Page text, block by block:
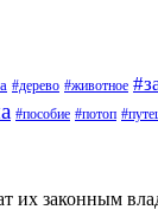
#дерево #животное
#пособие #потоп
их законным